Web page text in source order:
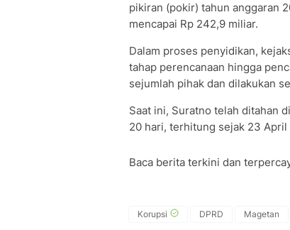
pikiran (pokir) tahun anggaran
mencapai Rp 242,9 miliar.
Dalam proses penyidikan,
tahap perencanaan hingga
sejumlah pihak dan dilakukan
Saat ini, Suratno telah ditahan
20 hari, terhitung sejak 23
Baca berita terkini dan
Korupsi DPRD Magetan